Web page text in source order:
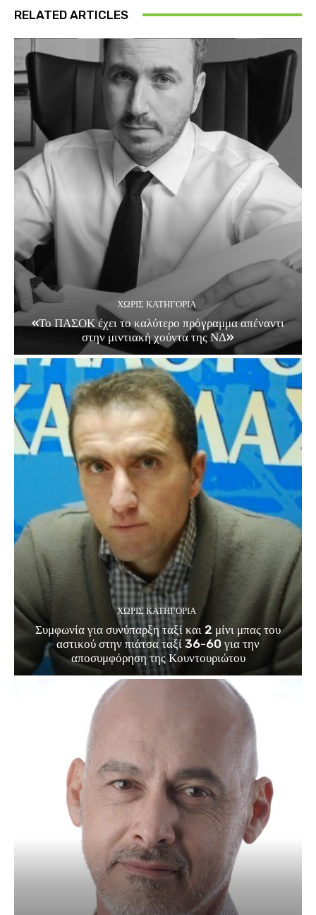
RELATED ARTICLES
ΧΩΡΊΣ ΚΑΤΗΓΟΡΊΑ
«Το ΠΑΣΟΚ έχει το καλύτερο πρόγραμμα απέναντι
στην μιντιακή χούντα της ΝΔ»
ΧΩΡΊΣ ΚΑΤΗΓΟΡΊΑ
Συμφωνία για συνύπαρξη ταξί και 2 μίνι μπας του
αστικού στην πιάτσα ταξί 36-60 για την
αποσυμφόρηση της Κουντουριώτου